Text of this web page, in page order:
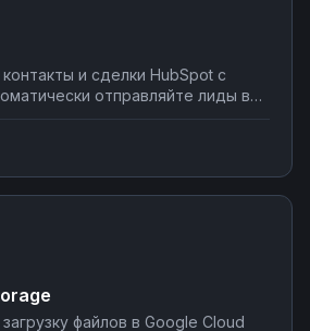
и сделки HubSpot с
отправляйте лиды в
изменении статуса сделки.
обмен данными без
на платформе Nodul.
файлов в Google Cloud